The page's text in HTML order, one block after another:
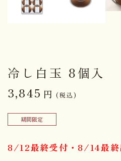
冷し白玉 8個入
3,845 円 (税込)
期間限定
8/12最終受付・8/14最終